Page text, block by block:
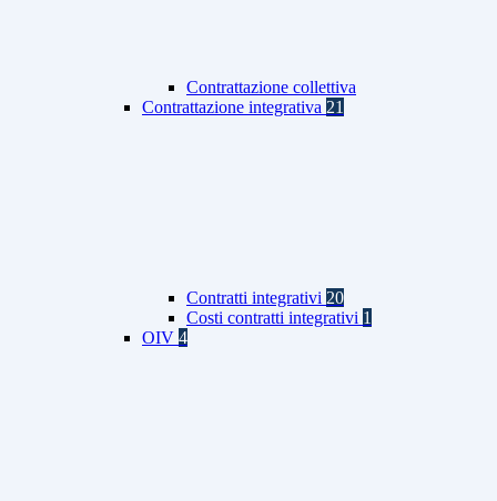
Contrattazione collettiva
Contrattazione integrativa 21
Contratti integrativi 20
Costi contratti integrativi 1
OIV 4